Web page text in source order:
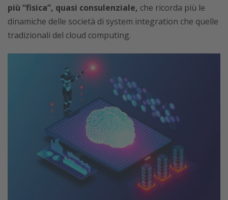
più “fisica”, quasi consulenziale, che ricorda più le
dinamiche delle società di system integration che quelle
tradizionali del cloud computing.